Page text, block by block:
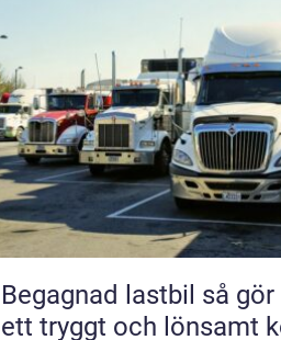
Begagnad lastbil så gör du
ett tryggt och lönsamt